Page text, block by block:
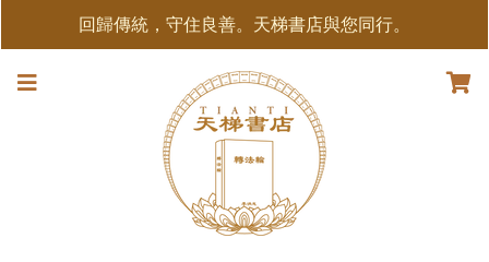
回歸傳統，守住良善。天梯書店與您同行。